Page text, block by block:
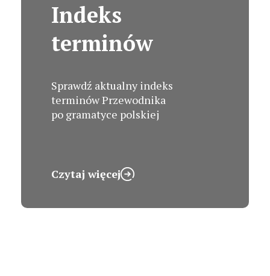
Indeks
terminów
Sprawdź aktualny indeks
terminów Przewodnika
po gramatyce polskiej
Czytaj więcej